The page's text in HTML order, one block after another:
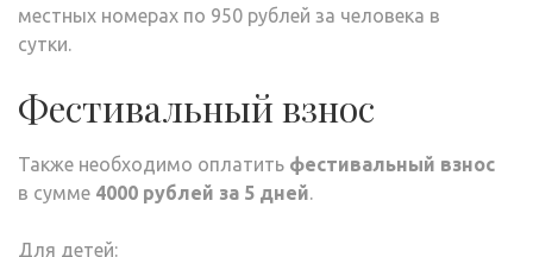
местных номерах по 950 рублей за человека в
сутки.
Фестивальный взнос
Также необходимо оплатить фестивальный взнос
в сумме 4000 рублей за 5 дней.
Для детей: